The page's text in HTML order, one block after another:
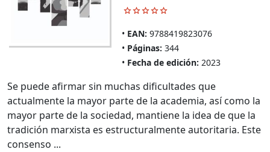
EAN: 9788419823076
Páginas: 344
Fecha de edición: 2023
Se puede afirmar sin muchas dificultades que
actualmente la mayor parte de la academia, así como la
mayor parte de la sociedad, mantiene la idea de que la
tradición marxista es estructuralmente autoritaria. Este
consenso ...